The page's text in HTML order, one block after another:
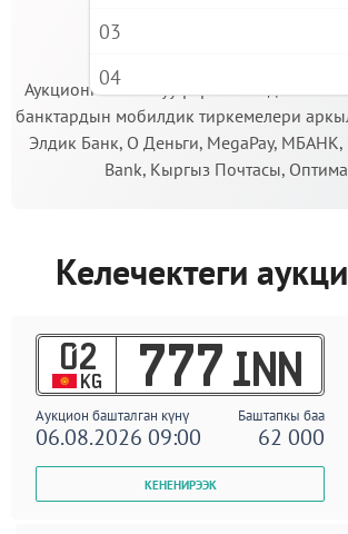
Аукционго катышуу үчүн кепилдик
банктардын мобилдик тиркемелери
Элдик Банк, О Деньги, MegaPay, МБАНК,
Bank, Кыргыз Почтасы,
Келечектеги
02
KG 777 INN
Аукцион башталган күнү Баштапкы баа
06.08.2026 09:00 62 000
03
04
05
06